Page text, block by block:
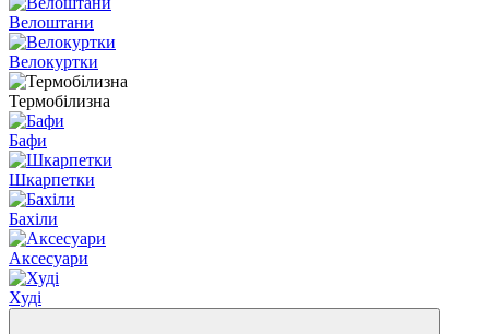
Велоштани
Велокуртки
Термобілизна
Бафи
Шкарпетки
Бахіли
Аксесуари
Худі